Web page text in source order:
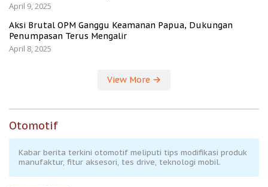
April 9, 2025
Aksi Brutal OPM Ganggu Keamanan Papua, Dukungan
Penumpasan Terus Mengalir
April 8, 2025
View More
Otomotif
Kabar berita terkini otomotif meliputi tips modifikasi produk
manufaktur, fitur aksesori, tes drive, teknologi mobil.